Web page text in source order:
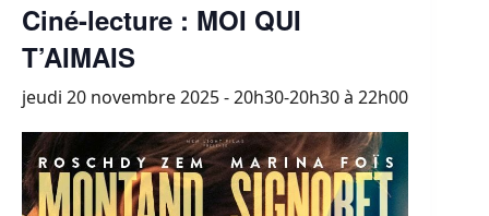
Ciné-lecture : MOI QUI
T’AIMAIS
jeudi 20 novembre 2025 - 20h30-20h30à 22h00